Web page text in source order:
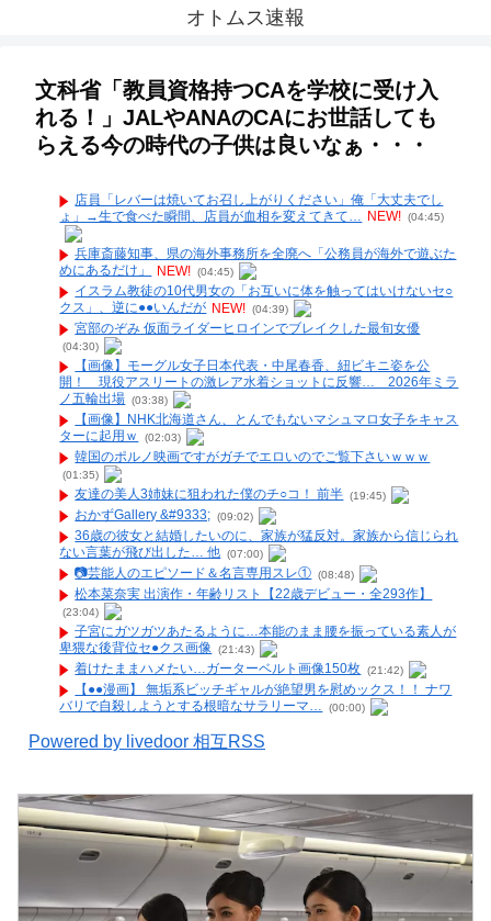
オトムス速報
文科省「教員資格持つCAを学校に受け入
れる！」JALやANAのCAにお世話しても
らえる今の時代の子供は良いなぁ・・・
店員「レバーは焼いてお召し上がりください」俺「大丈夫でし
ょ」→生で食べた瞬間、店員が血相を変えてきて… NEW! (04:45)
兵庫斎藤知事、県の海外事務所を全廃へ「公務員が海外で遊ぶた
めにあるだけ」
NEW! (04:45)
イスラム教徒の10代男女の「お互いに体を触ってはいけないセ○
クス」、逆に●●いんだが NEW! (04:39)
宮部のぞみ 仮面ライダーヒロインでブレイクした最旬女優
(04:30)
【画像】モーグル女子日本代表・中尾春香、紐ビキニ姿を公
開！ 現役アスリートの激レア水着ショットに反響… 2026年ミラ
ノ五輪出場 (03:38)
【画像】NHK北海道さん、とんでもないマシュマロ女子をキャス
ターに起用ｗ
(02:03)
韓国のポルノ映画ですがガチでエロいのでご覧下さいｗｗｗ
(01:35)
友達の美人3姉妹に狙われた僕のチ○コ！ 前半 (19:45)
おかずGallery &#9333; (09:02)
36歳の彼女と結婚したいのに、家族が猛反対。家族から信じられ
ない言葉が飛び出した… 他 (07:00)
📷️芸能人のエピソード＆名言専用スレ① (08:48)
松本菜奈実 出演作・年齢リスト【22歳デビュー・全293作】
(23:04)
子宮にガツガツあたるように…本能のまま腰を振っている素人が
卑猥な後背位セ●クス画像 (21:43)
着けたままハメたい…ガーターベルト画像150枚 (21:42)
【●●漫画】 無垢系ビッチギャルが絶望男を慰めックス！！ ナワ
バリで自殺しようとする根暗なサラリーマ…
(00:00)
Powered by livedoor 相互RSS